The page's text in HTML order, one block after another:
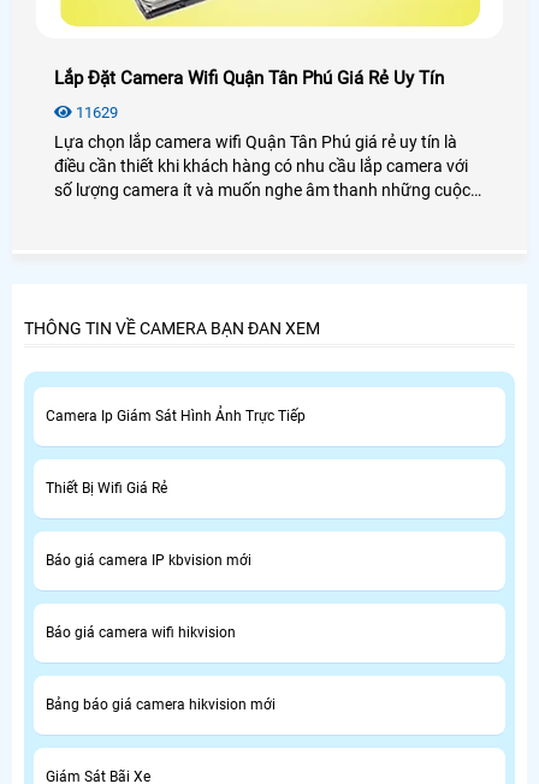
Lắp Đặt Camera Wifi Quận Tân Phú Giá Rẻ Uy Tín
11629
Lựa chọn lắp camera wifi Quận Tân Phú giá rẻ uy tín là
điều cần thiết khi khách hàng có nhu cầu lắp camera với
số lượng camera ít và muốn nghe âm thanh những cuộc
THÔNG TIN VỀ CAMERA BẠN ĐAN XEM
Camera Ip Giám Sát Hình Ảnh Trực Tiếp
Thiết Bị Wifi Giá Rẻ
Báo giá camera IP kbvision mới
Báo giá camera wifi hikvision
Bảng báo giá camera hikvision mới
Giám Sát Bãi Xe